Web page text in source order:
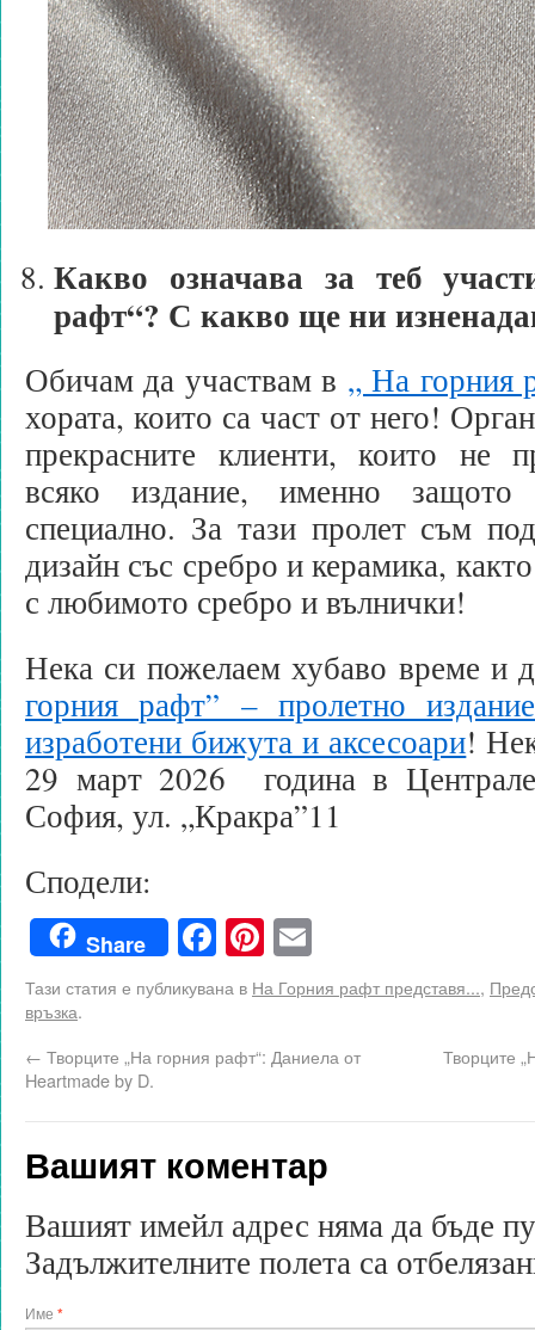
Какво означава за теб
рафт“? С какво ще ни
Обичам да участвам в „ На горния
хората, които са част от него!
прекрасните клиенти, които не
всяко издание, именно
специално. За тази пролет съм
дизайн със сребро и керамика,
с любимото сребро и вълнички!
Нека си пожелаем хубаво време и
горния рафт” – пролетно
изработени бижута и аксесоари!
29 март 2026 година в
София, ул. „Кракра”11
Сподели:
Share Facebook
Pinterest
Тази статия е публикувана в На Горния рафт представя...,
връзка.
← Творците „На горния рафт“: Даниела от
Heartmade by D.
Творците
Вашият коментар
Вашият имейл адрес няма да бъде
Задължителните полета са
Име *